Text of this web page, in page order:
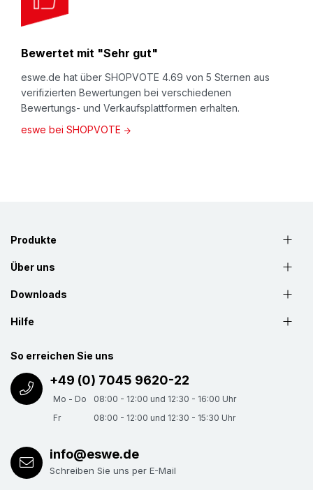
Bewertet mit "Sehr gut"
eswe.de hat über SHOPVOTE 4.69 von 5 Sternen aus
verifizierten Bewertungen bei verschiedenen
Bewertungs- und Verkaufsplattformen erhalten.
eswe bei SHOPVOTE
Produkte
Über uns
Downloads
Hilfe
So erreichen Sie uns
+49 (0) 7045 9620-22
Mo - Do
08:00 - 12:00 und 12:30 - 16:00 Uhr
Fr
08:00 - 12:00 und 12:30 - 15:30 Uhr
info@eswe.de
Schreiben Sie uns per E-Mail